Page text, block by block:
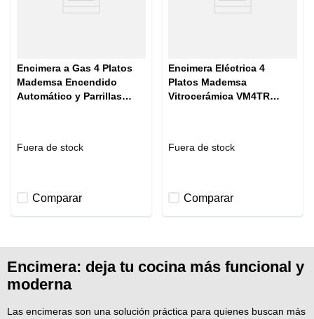
Encimera a Gas 4 Platos
Mademsa Encendido
Automático y Parrillas
Fuera de stock
Comparar
Encimera Eléctrica 4
Platos Mademsa
Vitrocerámica VM4TR
Fuera de stock
Comparar
Encimera: deja tu cocina más funcional y
moderna
Las encimeras son una solución práctica para quienes buscan más